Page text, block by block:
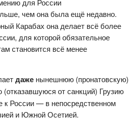
для России
чем она была ещё недавно.
Карабах она делает всё более
для которой обязательное
становится всё менее
даже нынешнюю (пронатовскую)
от санкций) Грузию
к России — в непосредственном
и Южной Осетией.